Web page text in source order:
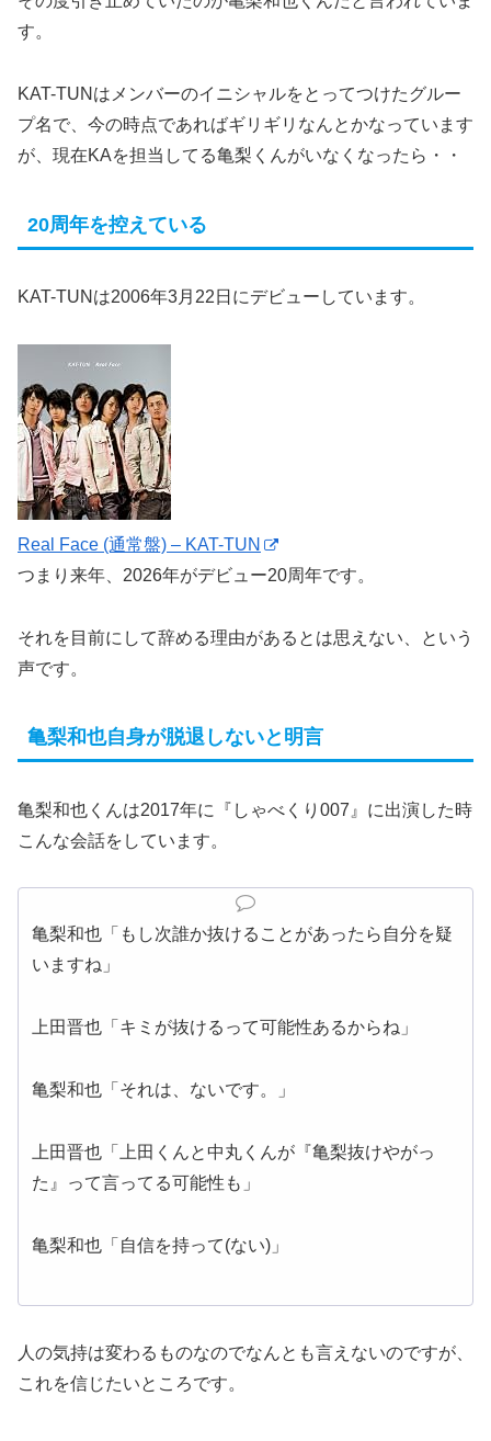
す。
KAT-TUNはメンバーのイニシャルをとってつけたグルー
プ名で、今の時点であればギリギリなんとかなっています
が、現在KAを担当してる亀梨くんがいなくなったら・・
20周年を控えている
KAT-TUNは2006年3月22日にデビューしています。
Real Face (通常盤) – KAT-TUN
つまり来年、2026年がデビュー20周年です。
それを目前にして辞める理由があるとは思えない、という
声です。
亀梨和也自身が脱退しないと明言
亀梨和也くんは2017年に『しゃべくり007』に出演した時
こんな会話をしています。
亀梨和也「もし次誰か抜けることがあったら自分を疑
いますね」
上田晋也「キミが抜けるって可能性あるからね」
亀梨和也「それは、ないです。」
上田晋也「上田くんと中丸くんが『亀梨抜けやがっ
た』って言ってる可能性も」
亀梨和也「自信を持って(ない)」
人の気持は変わるものなのでなんとも言えないのですが、
これを信じたいところです。